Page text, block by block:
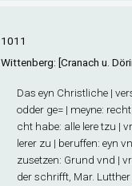
1011
Wittenberg: [Cranach u.
Das eyn Christliche |
odder ge= | meyne:
cht habe: alle lere tzu |
lerer zu | beruffen: eyn
zusetzen: Grund vnd |
der schrifft, Mar. Lutther